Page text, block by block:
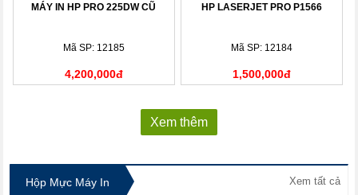
MÁY IN HP PRO 225DW CŨ
Mã SP: 12185
4,200,000đ
HP LASERJET PRO P1566
Mã SP: 12184
1,500,000đ
Xem thêm
Hộp Mực Máy In Xem tất cả